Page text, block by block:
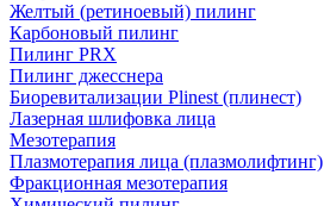
Желтый (ретиноевый) пилинг
Карбоновый пилинг
Пилинг PRX
Пилинг джесснера
Биоревитализации Plinest (плинест)
Лазерная шлифовка лица
Мезотерапия
Плазмотерапия лица (плазмолифтинг)
Фракционная мезотерапия